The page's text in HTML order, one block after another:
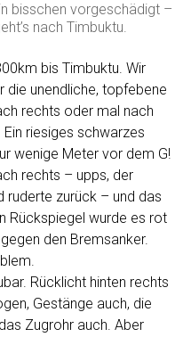
bisschen vorgeschädigt –
nach Timbuktu.
bis Timbuktu. Wir
die unendliche, topfebene
rechts oder mal nach
riesiges schwarzes
wenige Meter vor dem G!
rechts – upps, der
ruderte zurück – und das
Rückspiegel wurde es rot
den Bremsanker.
Rücklicht hinten rechts
Gestänge auch, die
Zugrohr auch. Aber